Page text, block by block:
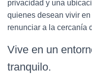
privacidad y una
quienes desean vivir
renunciar a la cercanía
Vive en un
tranquilo.